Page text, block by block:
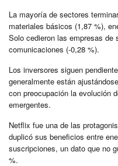
La mayoría de sectores
materiales básicos (1,87 %),
Solo cedieron las empresas
comunicaciones (-0,28 %).
Los inversores siguen
generalmente están
con preocupación la evolución
emergentes.
Netflix fue una de las
duplicó sus beneficios entre
suscripciones, un dato que no
%.